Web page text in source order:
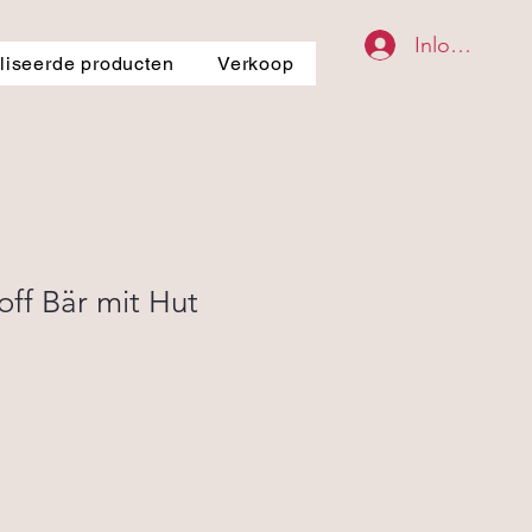
producten Verkoop
Inloggen
Bär mit Hut